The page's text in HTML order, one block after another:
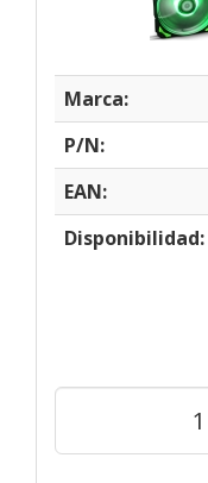
Marca:
P/N:
EAN:
Disponibilidad: